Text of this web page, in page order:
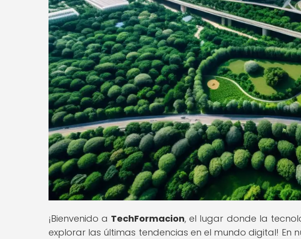
¡Bienvenido a TechFormacion, el lugar donde la
explorar las últimas tendencias en el mundo digital! En